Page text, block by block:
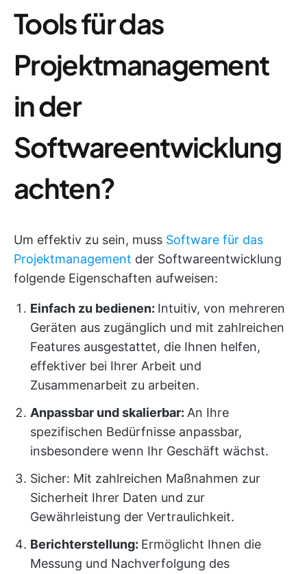
Tools für das
Projektmanagement
in der
Softwareentwicklung
achten?
Um effektiv zu sein, muss Software für das
Projektmanagement der Softwareentwicklung
folgende Eigenschaften aufweisen:
Einfach zu bedienen: Intuitiv, von mehreren
Geräten aus zugänglich und mit zahlreichen
Features ausgestattet, die Ihnen helfen,
effektiver bei Ihrer Arbeit und
Zusammenarbeit zu arbeiten.
Anpassbar und skalierbar: An Ihre
spezifischen Bedürfnisse anpassbar,
insbesondere wenn Ihr Geschäft wächst.
Sicher: Mit zahlreichen Maßnahmen zur
Sicherheit Ihrer Daten und zur
Gewährleistung der Vertraulichkeit.
Berichterstellung: Ermöglicht Ihnen die
Messung und Nachverfolgung des